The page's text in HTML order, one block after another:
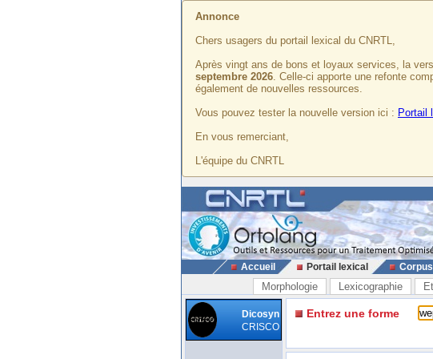
Annonce
Chers usagers du portail lexical du CNRTL,
Après vingt ans de bons et loyaux services, la
septembre 2026. Celle-ci apporte une refonte
également de nouvelles ressources.
Vous pouvez tester la nouvelle version ici : Portail
En vous remerciant,
L'équipe du CNRTL
Accueil Portail lexical Corpus
Morphologie Lexicographie
Dicosyn
CRISCO
Entrez une forme